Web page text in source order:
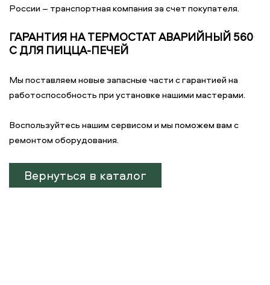
России – транспортная компания за счет покупателя.
ГАРАНТИЯ НА ТЕРМОСТАТ АВАРИЙНЫЙ 560
С ДЛЯ ПИЦЦА-ПЕЧЕЙ
Мы поставляем новые запасные части с гарантией на
работоспособность при установке нашими мастерами.
Воспользуйтесь нашим сервисом и мы поможем вам с
ремонтом оборудования.
Вернуться в каталог